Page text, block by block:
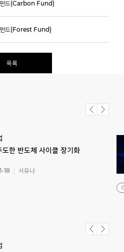
드(Carbon Fund)
드(Forest Fund)
목록
도한 반도체 사이클 장기화
18 서유나